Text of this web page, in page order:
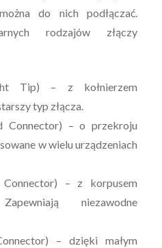
do nich podłączać.
rodzajów złączy
Tip) – z kołnierzem
typ złącza.
Connector) – o przekroju
w wielu urządzeniach
– z korpusem
niezawodne
– dzięki małym